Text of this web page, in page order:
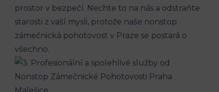
prostor v bezpečí. Nechte to na nás a odstraňte
starosti z vaší mysli, protože naše nonstop
zámečnická pohotovost v Praze se postará o
všechno.